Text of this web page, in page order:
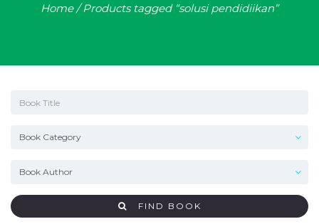
Home/ Products tagged “solusi pendidiikan”
FIND BOOK